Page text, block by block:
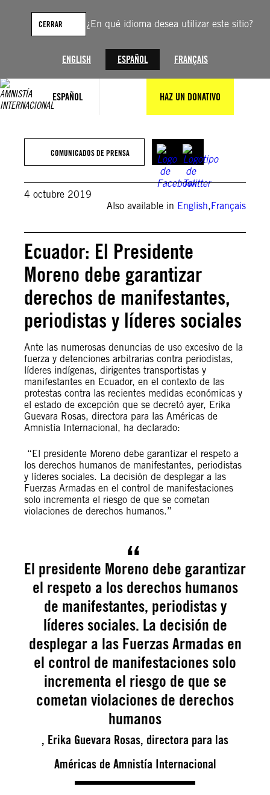
¿En qué idioma desea utilizar este sitio?
ENGLISH ESPAÑOL FRANÇAIS
CERRAR
ESPAÑOL HAZ UN DONATIVO
contenido
COMUNICADOS DE PRENSA
4 octubre 2019
Also available in English,Français
Ecuador: El Presidente
Moreno debe garantizar
derechos de manifestantes,
periodistas y líderes sociales
Ante las numerosas denuncias de uso excesivo de la
fuerza y detenciones arbitrarias contra periodistas,
líderes indígenas, dirigentes transportistas y
manifestantes en Ecuador, en el contexto de las
protestas contra las recientes medidas económicas y
el estado de excepción que se decretó ayer, Erika
Guevara Rosas, directora para las Américas de
Amnistía Internacional, ha declarado:
“El presidente Moreno debe garantizar el respeto a
los derechos humanos de manifestantes, periodistas
y líderes sociales. La decisión de desplegar a las
Fuerzas Armadas en el control de manifestaciones
solo incrementa el riesgo de que se cometan
violaciones de derechos humanos.”
El presidente Moreno debe garantizar
el respeto a los derechos humanos
de manifestantes, periodistas y
líderes sociales. La decisión de
desplegar a las Fuerzas Armadas en
el control de manifestaciones solo
incrementa el riesgo de que se
cometan violaciones de derechos
humanos
, Erika Guevara Rosas, directora para las
Américas de Amnistía Internacional